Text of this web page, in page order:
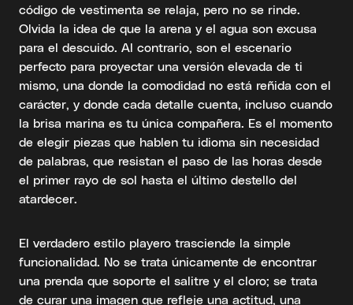
código de vestimenta se relaja, pero no se rinde.
Olvida la idea de que la arena y el agua son excusa
para el descuido. Al contrario, son el escenario
perfecto para proyectar una versión elevada de ti
mismo, una donde la comodidad no está reñida con el
carácter, y donde cada detalle cuenta, incluso cuando
la brisa marina es tu única compañera. Es el momento
de elegir piezas que hablen tu idioma sin necesidad
de palabras, que resistan el paso de las horas desde
el primer rayo de sol hasta el último destello del
atardecer.
El verdadero estilo playero trasciende la simple
funcionalidad. No se trata únicamente de encontrar
una prenda que soporte el salitre y el cloro; se trata
de curar una imagen que refleje una actitud, una